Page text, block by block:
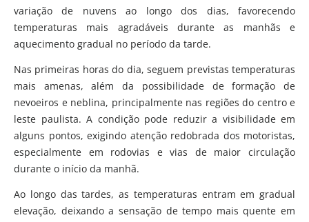
variação de nuvens ao longo dos dias, favorecendo
temperaturas mais agradáveis durante as manhãs e
aquecimento gradual no período da tarde.
Nas primeiras horas do dia, seguem previstas temperaturas
mais amenas, além da possibilidade de formação de
nevoeiros e neblina, principalmente nas regiões do centro e
leste paulista. A condição pode reduzir a visibilidade em
alguns pontos, exigindo atenção redobrada dos motoristas,
especialmente em rodovias e vias de maior circulação
durante o início da manhã.
Ao longo das tardes, as temperaturas entram em gradual
elevação, deixando a sensação de tempo mais quente em